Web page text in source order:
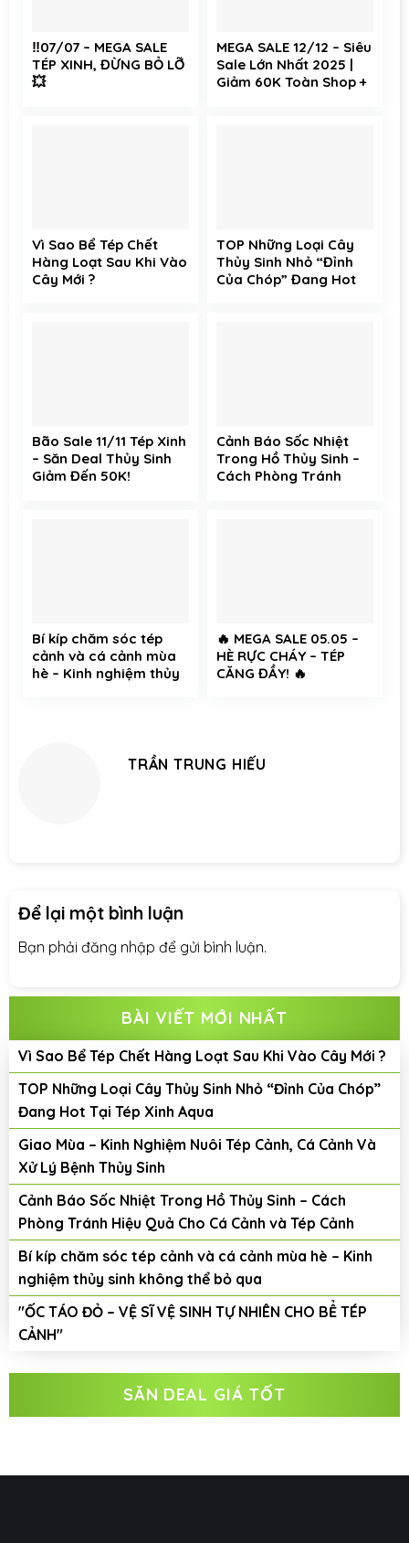
‼️07/07 – MEGA SALE
TÉP XINH, ĐỪNG BỎ LỠ
💥
MEGA SALE 12/12 – Siêu
Sale Lớn Nhất 2025 |
Giảm 60K Toàn Shop +
Vì Sao Bể Tép Chết
Hàng Loạt Sau Khi Vào
Cây Mới ?
TOP Những Loại Cây
Thủy Sinh Nhỏ “Đỉnh
Của Chóp” Đang Hot
Bão Sale 11/11 Tép Xinh
– Săn Deal Thủy Sinh
Giảm Đến 50K!
Cảnh Báo Sốc Nhiệt
Trong Hồ Thủy Sinh –
Cách Phòng Tránh
Bí kíp chăm sóc tép
cảnh và cá cảnh mùa
hè – Kinh nghiệm thủy
🔥 MEGA SALE 05.05 –
HÈ RỰC CHÁY – TÉP
CĂNG ĐẦY! 🔥
TRẦN TRUNG HIẾU
Để lại một bình luận
Bạn phải đăng nhập để gửi bình luận.
BÀI VIẾT MỚI NHẤT
Vì Sao Bể Tép Chết Hàng Loạt Sau Khi Vào Cây Mới ?
TOP Những Loại Cây Thủy Sinh Nhỏ “Đỉnh Của Chóp”
Đang Hot Tại Tép Xinh Aqua
Giao Mùa – Kinh Nghiệm Nuôi Tép Cảnh, Cá Cảnh Và
Xử Lý Bệnh Thủy Sinh
Cảnh Báo Sốc Nhiệt Trong Hồ Thủy Sinh – Cách
Phòng Tránh Hiệu Quả Cho Cá Cảnh và Tép Cảnh
Bí kíp chăm sóc tép cảnh và cá cảnh mùa hè – Kinh
nghiệm thủy sinh không thể bỏ qua
"ỐC TÁO ĐỎ – VỆ SĨ VỆ SINH TỰ NHIÊN CHO BỂ TÉP
CẢNH"
SĂN DEAL GIÁ TỐT